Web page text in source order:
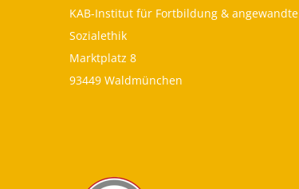
KAB-Institut für Fortbildung & angewandte
Sozialethik
Marktplatz 8
93449 Waldmünchen